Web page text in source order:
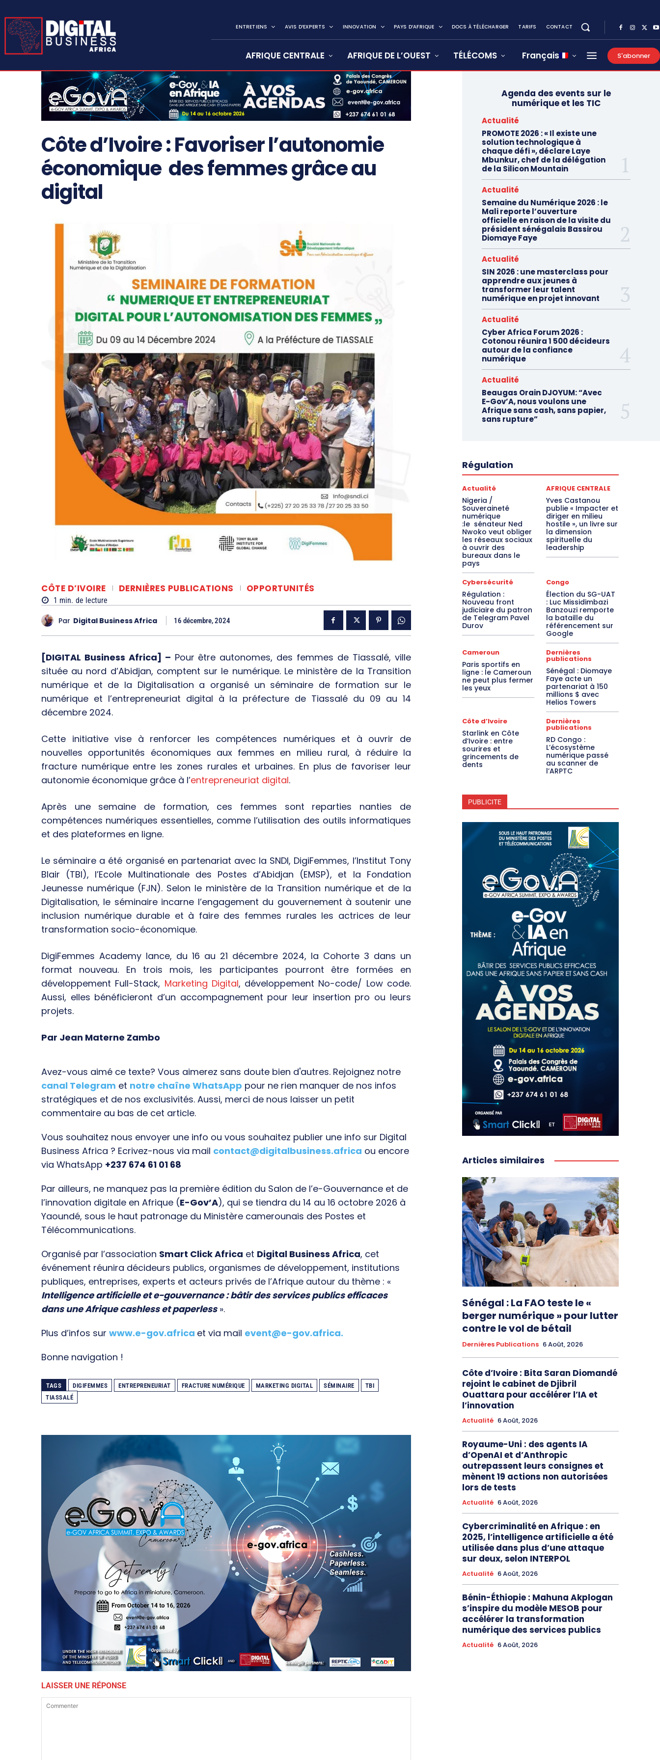
ENTRETIENS AVIS D’EXPERTS INNOVATION PAYS D’AFRIQUE DOCS À TÉLÉCHARGER TARIFS CONTACT
AFRIQUE CENTRALE AFRIQUE DE L’OUEST TÉLÉCOMS Français S'abonner
Côte d’Ivoire : Favoriser l’autonomie
économique des femmes grâce au
digital
CÔTE D’IVOIRE DERNIÈRES PUBLICATIONS OPPORTUNITÉS
1 min. de lecture
Par Digital Business Africa 16 décembre, 2024
[DIGITAL Business Africa] – Pour être autonomes, des femmes de Tiassalé, ville
située au nord d’Abidjan, comptent sur le numérique. Le ministère de la Transition
numérique et de la Digitalisation a organisé un séminaire de formation sur le
numérique et l’entrepreneuriat digital à la préfecture de Tiassalé du 09 au 14
décembre 2024.
Cette initiative vise à renforcer les compétences numériques et à ouvrir de
nouvelles opportunités économiques aux femmes en milieu rural, à réduire la
fracture numérique entre les zones rurales et urbaines. En plus de favoriser leur
autonomie économique grâce à l’entrepreneuriat digital.
Après une semaine de formation, ces femmes sont reparties nanties de
compétences numériques essentielles, comme l’utilisation des outils informatiques
et des plateformes en ligne.
Le séminaire a été organisé en partenariat avec la SNDI, DigiFemmes, l’Institut Tony
Blair (TBI), l’Ecole Multinationale des Postes d’Abidjan (EMSP), et la Fondation
Jeunesse numérique (FJN). Selon le ministère de la Transition numérique et de la
Digitalisation, le séminaire incarne l’engagement du gouvernement à soutenir une
inclusion numérique durable et à faire des femmes rurales les actrices de leur
transformation socio-économique.
DigiFemmes Academy lance, du 16 au 21 décembre 2024, la Cohorte 3 dans un
format nouveau. En trois mois, les participantes pourront être formées en
développement Full-Stack, Marketing Digital, développement No-code/ Low code.
Aussi, elles bénéficieront d’un accompagnement pour leur insertion pro ou leurs
projets.
Par Jean Materne Zambo
Avez-vous aimé ce texte? Vous aimerez sans doute bien d'autres. Rejoignez notre
canal Telegram et notre chaîne WhatsApp pour ne rien manquer de nos infos
stratégiques et de nos exclusivités. Aussi, merci de nous laisser un petit
commentaire au bas de cet article.
Vous souhaitez nous envoyer une info ou vous souhaitez publier une info sur Digital
Business Africa ? Ecrivez-nous via mail contact@digitalbusiness.africa ou encore
via WhatsApp +237 674 61 01 68
Par ailleurs, ne manquez pas la première édition du Salon de l’e-Gouvernance et de
l’innovation digitale en Afrique (E-Gov’A), qui se tiendra du 14 au 16 octobre 2026 à
Yaoundé, sous le haut patronage du Ministère camerounais des Postes et
Télécommunications.
Organisé par l’association Smart Click Africa et Digital Business Africa, cet
événement réunira décideurs publics, organismes de développement, institutions
publiques, entreprises, experts et acteurs privés de l’Afrique autour du thème : «
Intelligence artificielle et e-gouvernance : bâtir des services publics efficaces
dans une Afrique cashless et paperless».
Plus d’infos sur www.e-gov.africa et via mail event@e-gov.africa.
Bonne navigation !
TAGS DIGIFEMMES ENTREPRENEURIAT FRACTURE NUMÉRIQUE MARKETING DIGITAL SÉMINAIRE
TBI
TIASSALÉ
LAISSER UNE RÉPONSE
Agenda des events sur le
numérique et les TIC
Actualité
PROMOTE 2026 : « Il existe une
solution technologique à
chaque défi », déclare Laye
Mbunkur, chef de la délégation
de la Silicon Mountain
Actualité
Semaine du Numérique 2026 : le
Mali reporte l’ouverture
officielle en raison de la visite du
président sénégalais Bassirou
Diomaye Faye
Actualité
SIN 2026 : une masterclass pour
apprendre aux jeunes à
transformer leur talent
numérique en projet innovant
Actualité
Cyber Africa Forum 2026 :
Cotonou réunira 1 500 décideurs
autour de la confiance
numérique
Actualité
Beaugas Orain DJOYUM: “Avec
E-Gov’A, nous voulons une
Afrique sans cash, sans papier,
sans rupture”
Régulation
Actualité
Nigeria /
Souveraineté
numérique
:le sénateur Ned
Nwoko veut obliger
les réseaux sociaux
à ouvrir des
bureaux dans le
pays
AFRIQUE CENTRALE
Yves Castanou
publie « Impacter et
diriger en milieu
hostile », un livre sur
la dimension
spirituelle du
leadership
Cybersécurité
Régulation :
Nouveau front
judiciaire du patron
de Telegram Pavel
Durov
Congo
Élection du SG-UAT
: Luc Missidimbazi
Banzouzi remporte
la bataille du
référencement sur
Google
Cameroun
Paris sportifs en
ligne : le Cameroun
ne peut plus fermer
les yeux
Dernières
publications
Sénégal : Diomaye
Faye acte un
partenariat à 150
millions $ avec
Helios Towers
Côte d’Ivoire
Starlink en Côte
d’Ivoire : entre
sourires et
grincements de
dents
Dernières
publications
RD Congo :
L’écosystème
numérique passé
au scanner de
l’ARPTC
PUBLICITE
Articles similaires
Sénégal : La FAO teste le «
berger numérique » pour lutter
contre le vol de bétail
Dernières Publications 6 Août, 2026
Côte d’Ivoire : Bita Saran Diomandé
rejoint le cabinet de Djibril
Ouattara pour accélérer l’IA et
l’innovation
Actualité 6 Août, 2026
Royaume-Uni : des agents IA
d’OpenAI et d’Anthropic
outrepassent leurs consignes et
mènent 19 actions non autorisées
lors de tests
Actualité 6 Août, 2026
Cybercriminalité en Afrique : en
2025, l’intelligence artificielle a été
utilisée dans plus d’une attaque
sur deux, selon INTERPOL
Actualité 6 Août, 2026
Bénin-Éthiopie : Mahuna Akplogan
s’inspire du modèle MESOB pour
accélérer la transformation
numérique des services publics
Actualité 6 Août, 2026